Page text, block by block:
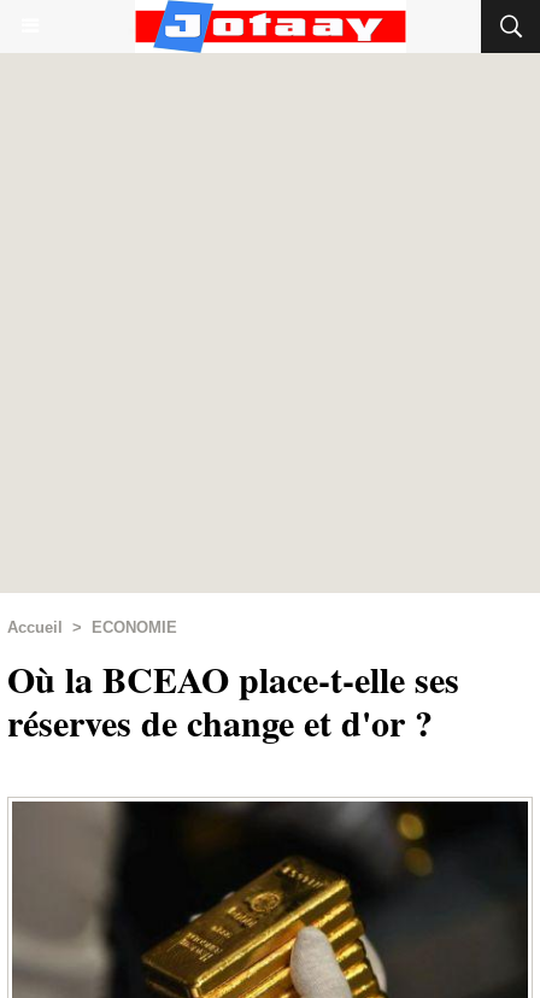
Accueil > ECONOMIE
Où la BCEAO place-t-elle ses
réserves de change et d'or ?